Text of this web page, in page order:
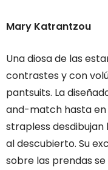
Mary Katrantzou
Una diosa de las
contrastes y con
pantsuits. La
and-match hasta en
strapless desdibujan
al descubierto. Su
sobre las prendas